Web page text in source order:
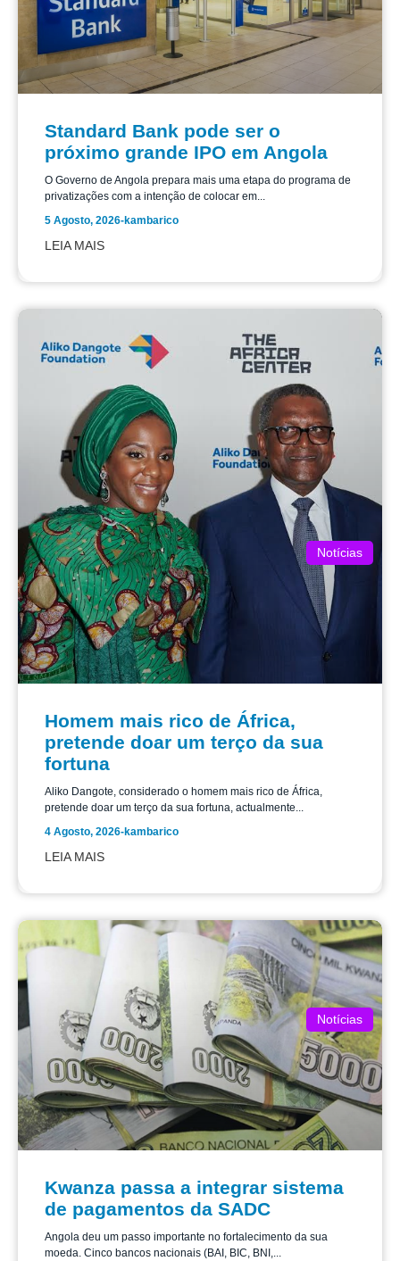
Standard Bank pode ser o
próximo grande IPO em Angola
O Governo de Angola prepara mais uma etapa do programa de
privatizações com a intenção de colocar em...
5 Agosto, 2026-kambarico
LEIA MAIS
Notícias
Homem mais rico de África,
pretende doar um terço da sua
fortuna
Aliko Dangote, considerado o homem mais rico de África,
pretende doar um terço da sua fortuna, actualmente...
4 Agosto, 2026-kambarico
LEIA MAIS
Notícias
Kwanza passa a integrar sistema
de pagamentos da SADC
Angola deu um passo importante no fortalecimento da sua
moeda. Cinco bancos nacionais (BAI, BIC, BNI,...